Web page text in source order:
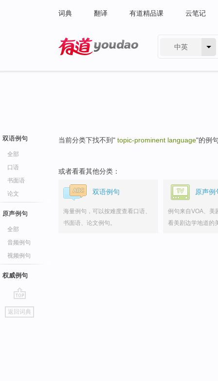
词典 翻译 有道精品课 云笔记
中英
双语例句
全部
口语
书面语
论文
原声例句
全部
音频例句
视频例句
权威例句
go
top
返回词典
当前分类下找不到" topic-prominent language"的例
或者看看其他分类：
双语例句
海量例句，可以按难度查看口语、
书面语、论文例句。
原声例
例句来自VOA、美
看美剧边学地道的